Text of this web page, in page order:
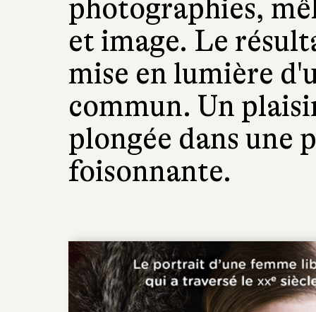
photographies,
et image. Le
mise en lumière
commun. Un
plongée dans une
foisonnante.